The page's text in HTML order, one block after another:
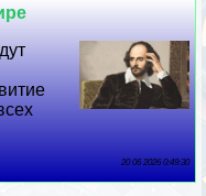
20 06 2026 0:49:30